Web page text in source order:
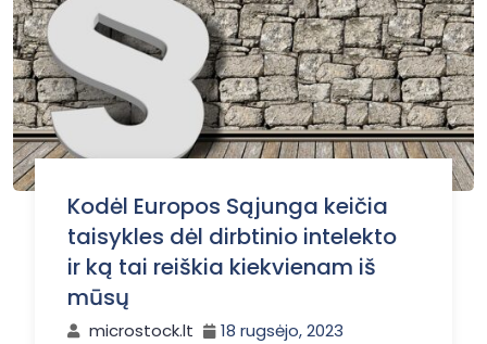
Kodėl Europos Sąjunga keičia
taisykles dėl dirbtinio intelekto
ir ką tai reiškia kiekvienam iš
mūsų
microstock.lt
18 rugsėjo, 2023